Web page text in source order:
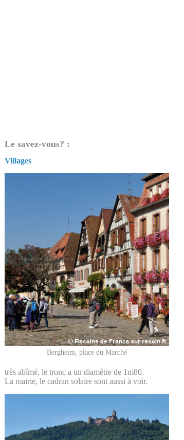
Le savez-vous? :
Villages
Bergheim, place du Marché
très abîmé, le tronc a un diamètre de 1m80.
La mairie, le cadran solaire sont aussi à voir.